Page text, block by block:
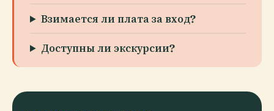
Взимается ли плата за вход?
Доступны ли экскурсии?